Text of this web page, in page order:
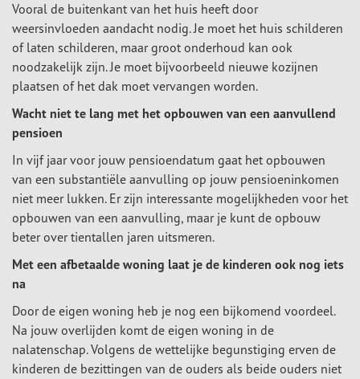
Vooral de buitenkant van het huis heeft door
weersinvloeden aandacht nodig. Je moet het huis schilderen
of laten schilderen, maar groot onderhoud kan ook
noodzakelijk zijn. Je moet bijvoorbeeld nieuwe kozijnen
plaatsen of het dak moet vervangen worden.
Wacht niet te lang met het opbouwen van een aanvullend
pensioen
In vijf jaar voor jouw pensioendatum gaat het opbouwen
van een substantiële aanvulling op jouw pensioeninkomen
niet meer lukken. Er zijn interessante mogelijkheden voor het
opbouwen van een aanvulling, maar je kunt de opbouw
beter over tientallen jaren uitsmeren.
Met een afbetaalde woning laat je de kinderen ook nog iets
na
Door de eigen woning heb je nog een bijkomend voordeel.
Na jouw overlijden komt de eigen woning in de
nalatenschap. Volgens de wettelijke begunstiging erven de
kinderen de bezittingen van de ouders als beide ouders niet